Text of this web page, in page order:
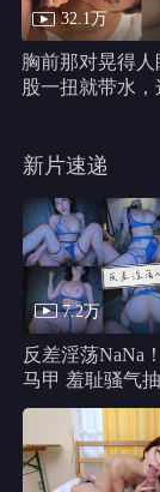
千万别松手HD
类型：恐怖片 主演：
尼,Percy,Daggs,IV,安
千万别松手